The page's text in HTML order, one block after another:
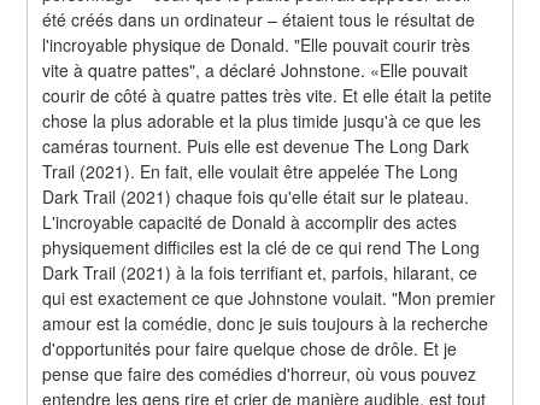
été créés dans un ordinateur – étaient tous le résultat de
l'incroyable physique de Donald. "Elle pouvait courir très
vite à quatre pattes", a déclaré Johnstone. «Elle pouvait
courir de côté à quatre pattes très vite. Et elle était la petite
chose la plus adorable et la plus timide jusqu'à ce que les
caméras tournent. Puis elle est devenue The Long Dark
Trail (2021). En fait, elle voulait être appelée The Long
Dark Trail (2021) chaque fois qu'elle était sur le plateau.
L'incroyable capacité de Donald à accomplir des actes
physiquement difficiles est la clé de ce qui rend The Long
Dark Trail (2021) à la fois terrifiant et, parfois, hilarant, ce
qui est exactement ce que Johnstone voulait. "Mon premier
amour est la comédie, donc je suis toujours à la recherche
d'opportunités pour faire quelque chose de drôle. Et je
pense que faire des comédies d'horreur, où vous pouvez
entendre les gens rire et crier de manière audible, est tout